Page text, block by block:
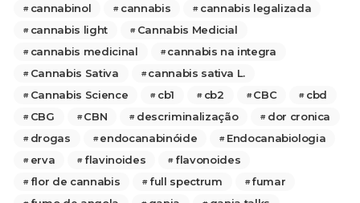
cannabinol
cannabis
cannabis legalizada
cannabis light
Cannabis Medicial
cannabis medicinal
cannabis na integra
Cannabis Sativa
cannabis sativa L.
Cannabis Science
cb1 cb2 CBC
cbd
CBG
CBN descriminalização
dor cronica
drogas
endocanabinóide
Endocanabiologia
erva
flavinoides
flavonoides
flor de cannabis
full spectrum
fumar